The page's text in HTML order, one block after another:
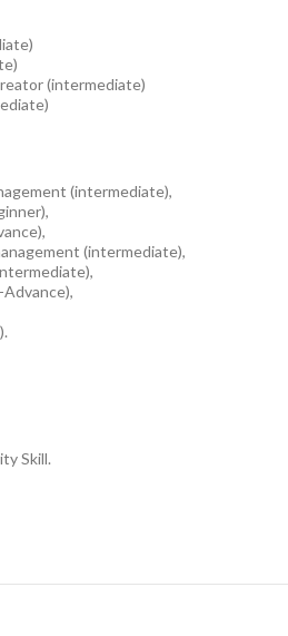
)
)
(intermediate)
)
(intermediate),
),
),
(intermediate),
),
),
).
Skill.